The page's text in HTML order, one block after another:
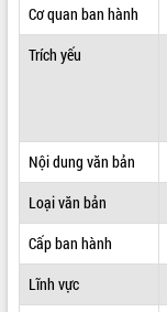
HỆ THỐNG VĂN BẢN
VĂN BẢN HĐND TỈNH
QUY HOẠCH - KẾ HOẠCH
Cơ quan ban hành
Trích yếu
Nội dung văn bản
Loại văn bản
Cấp ban hành
Lĩnh vực